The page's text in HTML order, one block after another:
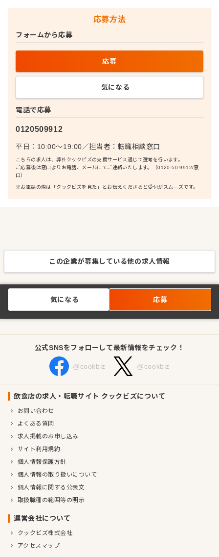
応募方法
電話で応募
0120509912
平日：10:00〜19:00／担当者： 転職相談窓口
こちらの求人は、弊社クックビズの支援サービス通じて選考を行います。
ご応募後は窓口よりお電話、メールにてご連絡いたします。（0120-50-9912/窓
口）
※お電話の際は「クックビズを見た」とお伝えくださると受付がスムーズです。
フォームから応募
応募
気になる
この企業が募集している他の求人情報
気になる 応募
公式SNSをフォローして最新情報をチェック！
@cookbiz @cookbiz
飲食店の求人・転職サイト クックビズについて
お問い合わせ
よくある質問
求人掲載のお申し込み
サイト利用規約
個人情報保護方針
個人情報の取り扱いについて
個人情報に関する公表文
取扱職種の範囲等の明示
運営会社について
クックビズ株式会社
アクセスマップ